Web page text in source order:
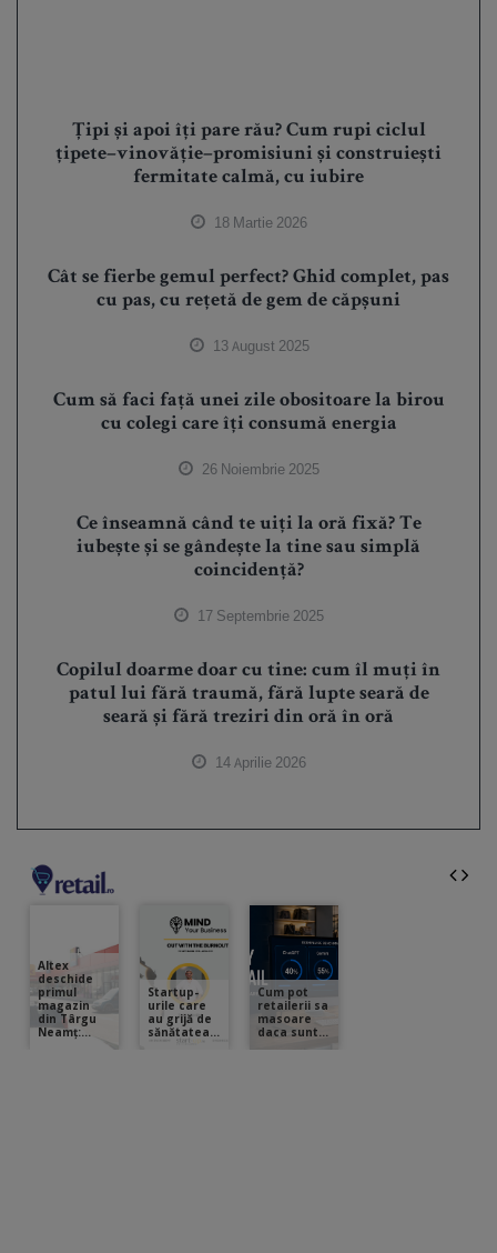
Țipi și apoi îți pare rău? Cum rupi ciclul
țipete–vinovăție–promisiuni și construiești
fermitate calmă, cu iubire
18 Martie 2026
Cât se fierbe gemul perfect? Ghid complet, pas
cu pas, cu rețetă de gem de căpșuni
13 August 2025
Cum să faci față unei zile obositoare la birou
cu colegi care îți consumă energia
26 Noiembrie 2025
Ce înseamnă când te uiți la oră fixă? Te
iubește și se gândește la tine sau simplă
coincidență?
17 Septembrie 2025
Copilul doarme doar cu tine: cum îl muți în
patul lui fără traumă, fără lupte seară de
seară și fără treziri din oră în oră
14 Aprilie 2026